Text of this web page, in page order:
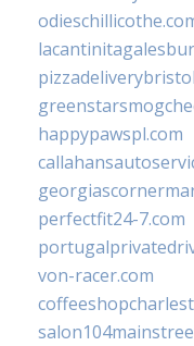
happypawspl.com
perfectfit24-7.com
von-racer.com